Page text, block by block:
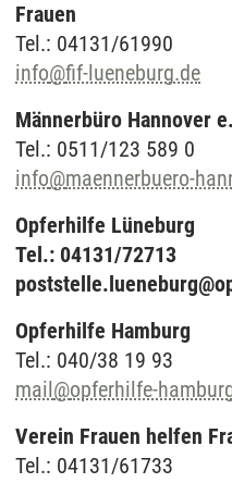
Frauen
Tel.: 04131/61990
info@fif-lueneburg.de
Männerbüro Hannover
Tel.: 0511/123 589 0
info@maennerbuero-
Opferhilfe Lüneburg
Tel.: 04131/72713
Opferhilfe Hamburg
Tel.: 040/38 19 93
mail@opferhilfe-
Verein Frauen helfen
Tel.: 04131/61733